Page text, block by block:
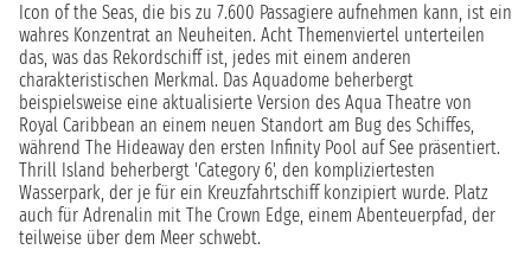
Icon of the Seas, die bis zu 7.600 Passagiere aufnehmen kann, ist ein
wahres Konzentrat an Neuheiten. Acht Themenviertel unterteilen
das, was das Rekordschiff ist, jedes mit einem anderen
charakteristischen Merkmal. Das Aquadome beherbergt
beispielsweise eine aktualisierte Version des Aqua Theatre von
Royal Caribbean an einem neuen Standort am Bug des Schiffes,
während The Hideaway den ersten Infinity Pool auf See präsentiert.
Thrill Island beherbergt 'Category 6', den kompliziertesten
Wasserpark, der je für ein Kreuzfahrtschiff konzipiert wurde. Platz
auch für Adrenalin mit The Crown Edge, einem Abenteuerpfad, der
teilweise über dem Meer schwebt.